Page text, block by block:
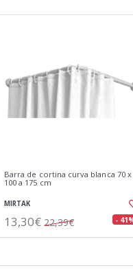
Barra de cortina curva blanca 70 x
100 a 175 cm
MIRTAK
13,30€ 22,39€ -